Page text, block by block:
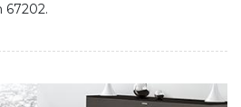
67202.